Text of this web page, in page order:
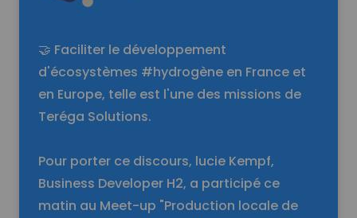
🤝 Faciliter le développement
d'écosystèmes #hydrogène en France et
en Europe, telle est l'une des missions de
Teréga Solutions.
Pour porter ce discours, lucie Kempf,
Business Developer H2, a participé ce
matin au Meet-up "Production locale de